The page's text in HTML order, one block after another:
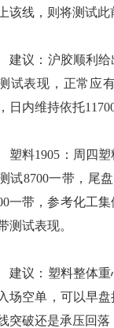
该线，则将测试此
议：沪胶顺利给出
试表现，正常应
日内维持依托
料1905：周四塑
试8700一带，尾
一带，参考化工
测试表现。
议：塑料整体重心
场空单，可以早
突破还是承压回落